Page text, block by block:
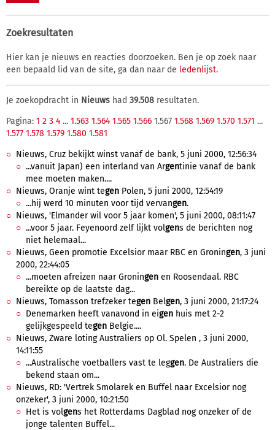
Zoekresultaten
Hier kan je nieuws en reacties doorzoeken. Ben je op zoek naar
een bepaald lid van de site, ga dan naar de ledenlijst.
Je zoekopdracht in Nieuws had 39.508 resultaten.
Pagina: 1 2 3 4 ... 1.563 1.564 1.565 1.566 1.567 1.568 1.569 1.570 1.571 ...
1.577 1.578 1.579 1.580 1.581
Nieuws, Cruz bekijkt winst vanaf de bank, 5 juni 2000, 12:56:34
...vanuit Japan) een interland van Argentinie vanaf de bank
mee moeten maken....
Nieuws, Oranje wint tegen Polen, 5 juni 2000, 12:54:19
...hij werd 10 minuten voor tijd vervangen.
Nieuws, 'Elmander wil voor 5 jaar komen', 5 juni 2000, 08:11:47
...voor 5 jaar. Feyenoord zelf lijkt volgens de berichten nog
niet helemaal...
Nieuws, Geen promotie Excelsior maar RBC en Groningen, 3 juni
2000, 22:44:05
...moeten afreizen naar Groningen en Roosendaal. RBC
bereikte op de laatste dag...
Nieuws, Tomasson trefzeker tegen Belgen, 3 juni 2000, 21:17:24
Denemarken heeft vanavond in eigen huis met 2-2
gelijkgespeeld tegen Belgie....
Nieuws, Zware loting Australiers op Ol. Spelen , 3 juni 2000,
14:11:55
...Australische voetballers vast te leggen. De Australiers die
bekend staan om...
Nieuws, RD: 'Vertrek Smolarek en Buffel naar Excelsior nog
onzeker', 3 juni 2000, 10:21:50
Het is volgens het Rotterdams Dagblad nog onzeker of de
jonge talenten Buffel...